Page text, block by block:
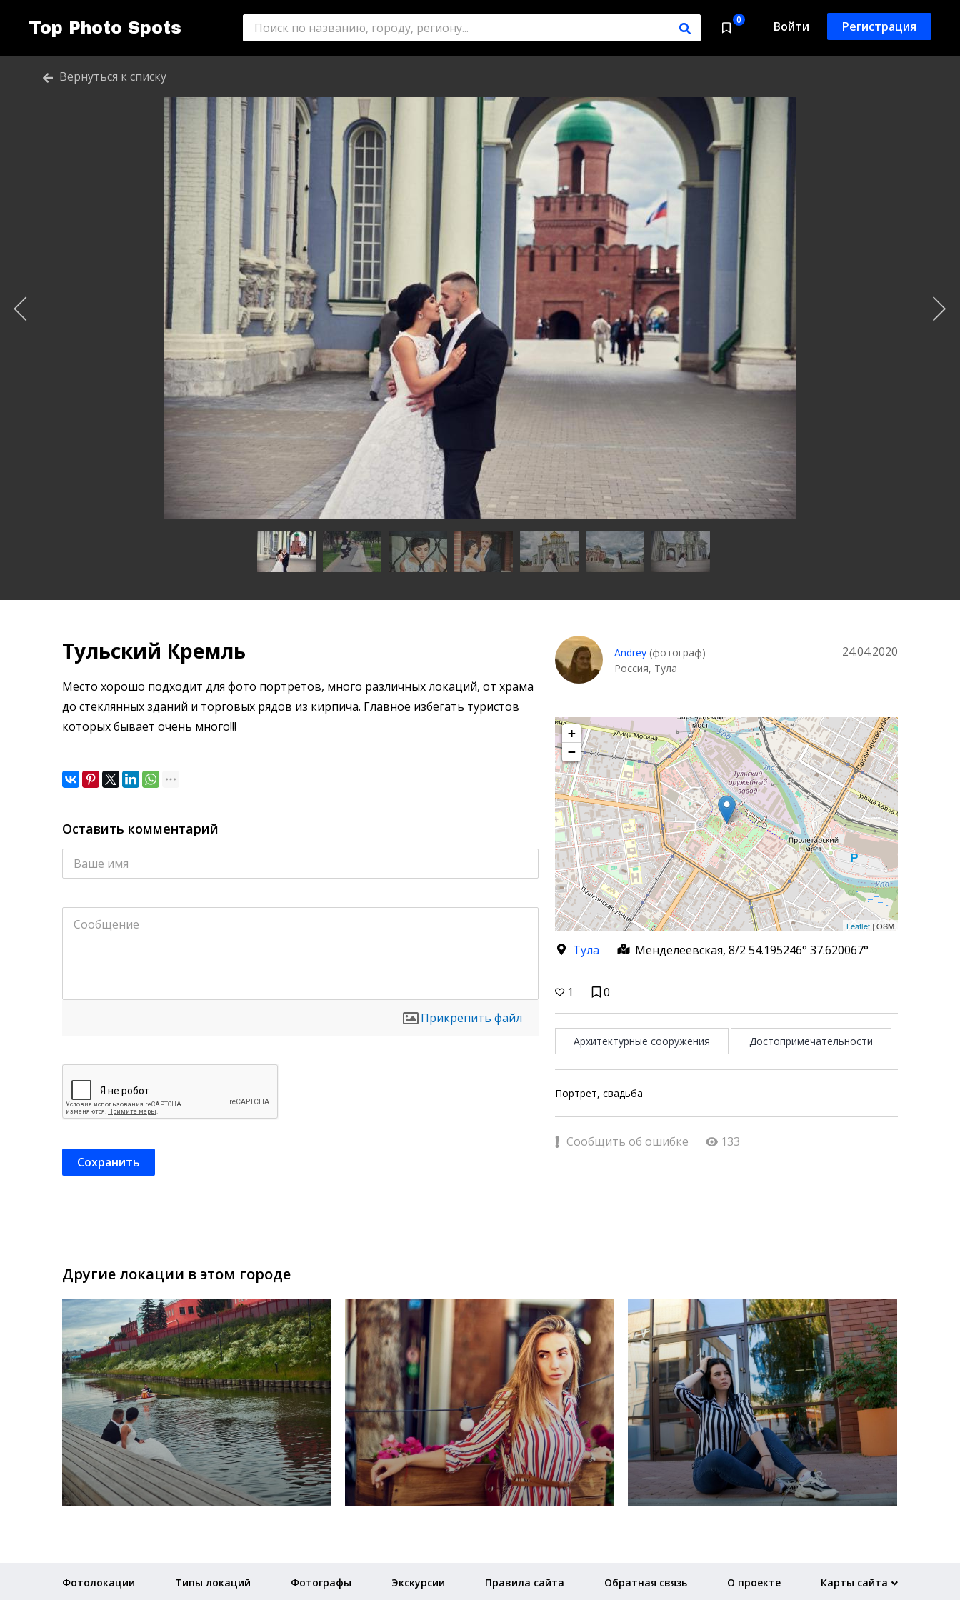
Top Photo Spots 0 Войти Регистрация
Вернуться к списку
Andrey (фотограф)
Россия, Тула
24.04.2020
Тульский Кремль
Место хорошо подходит для фото портретов, много различных локаций, от храма
до стеклянных зданий и торговых рядов из кирпича. Главное избегать туристов
которых бывает очень много!!!
+
−
Leaflet | OSM
Тула Менделеевская, 8/2 54.195246° 37.620067°
1 0
Архитектурные сооружения Достопримечательности
Портрет, свадьба
Сообщить об ошибке 133
Оставить комментарий
Прикрепить файл
Другие локации в этом городе
Фотолокации Типы локаций Фотографы Экскурсии Правила сайта Обратная связь О проекте Карты сайта